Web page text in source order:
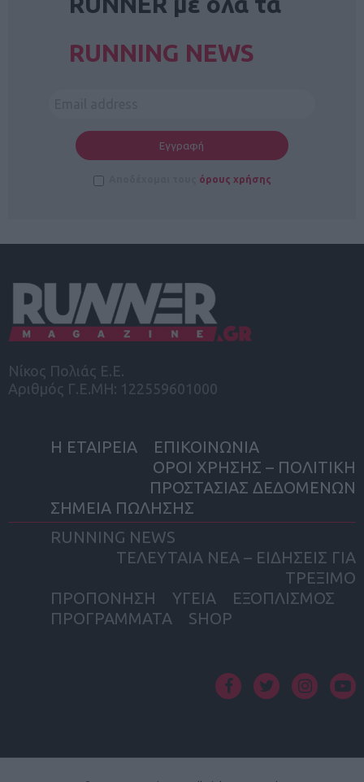
RUNNING NEWS
όρους χρήσης
Νίκος Πολιάς Ε.Ε.
Αριθμός Γ.Ε.ΜΗ: 122559601000
Η ΕΤΑΙΡΕΙΑ
ΕΠΙΚΟΙΝΩΝΙΑ
ΟΡΟΙ ΧΡΗΣΗΣ – ΠΟΛΙΤΙΚΗ
ΠΡΟΣΤΑΣΙΑΣ ΔΕΔΟΜΕΝΩΝ
ΣΗΜΕΙΑ ΠΩΛΗΣΗΣ
RUNNING NEWS
ΤΕΛΕΥΤΑΙΑ ΝΕΑ – ΕΙΔΗΣΕΙΣ ΓΙΑ
ΤΡΕΞΙΜΟ
ΠΡΟΠΟΝΗΣΗ
ΥΓΕΙΑ
ΕΞΟΠΛΙΣΜΟΣ
ΠΡΟΓΡΑΜΜΑΤΑ
SHOP